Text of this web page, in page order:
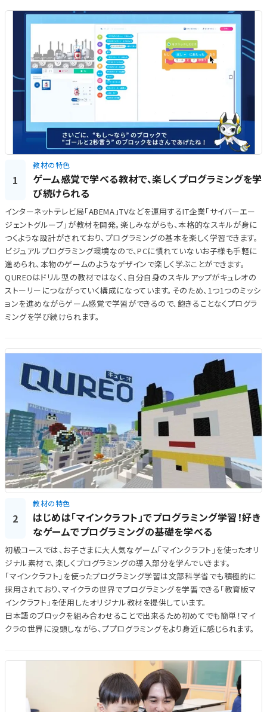
1
教材の特色
ゲーム感覚で学べる教材で、楽しくプログラミングを学
び続けられる
インターネットテレビ局「ABEMA」TVなどを運用するIT企業「サイバーエー
ジェントグループ」が教材を開発。楽しみながらも、本格的なスキルが身に
つくような設計がされており、プログラミングの基本を楽しく学習できます。
ビジュアルプログラミング環境なので、PCに慣れていないお子様も手軽に
進められ、本物のゲームのようなデザインで楽しく学ぶことができます。
QUREOはドリル型の教材ではなく、自分自身のスキルアップがキュレオの
ストーリーにつながっていく構成になっています。そのため、1つ1つのミッシ
ョンを進めながらゲーム感覚で学習ができるので、飽きることなくプログラ
ミングを学び続けられます。
2
教材の特色
はじめは「マインクラフト」でプログラミング学習！好き
なゲームでプログラミングの基礎を学べる
初級コースでは、お子さまに大人気なゲーム「マインクラフト」を使ったオリ
ジナル素材で、楽しくプログラミングの導入部分を学んでいきます。
「マインクラフト」を使ったプログラミング学習は文部科学省でも積極的に
採用されており、マイクラの世界でプログラミングを学習できる「教育版マ
インクラフト」を使用したオリジナル教材を提供しています。
日本語のブロックを組み合わせることで出来るため初めてでも簡単！マイ
クラの世界に没頭しながら、ププログラミングをより身近に感じられます。